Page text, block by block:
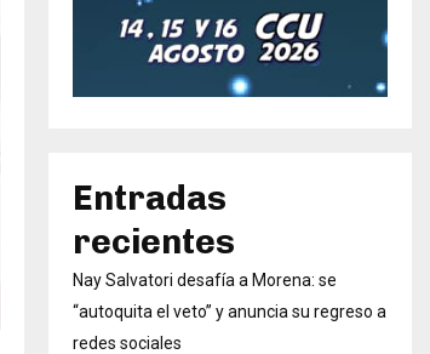
Entradas
recientes
Nay Salvatori desafía a Morena: se
“autoquita el veto” y anuncia su regreso a
redes sociales